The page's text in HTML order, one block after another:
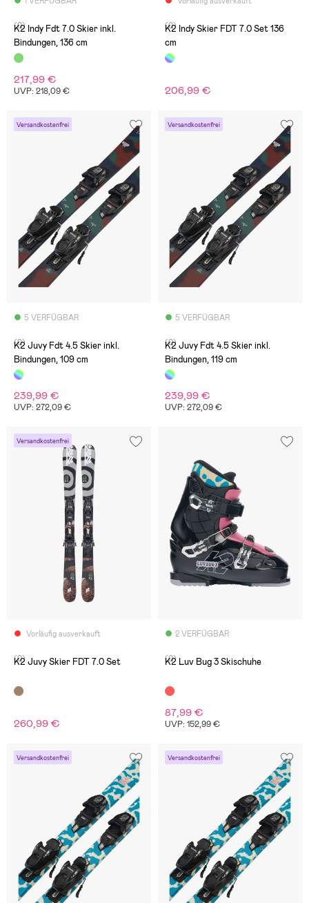
(0)
K2 Indy Fdt 7.0 Skier inkl.
Bindungen, 136 cm
217,99 €
UVP: 218,09 €
(0)
K2 Indy Skier FDT 7.0 Set 136
cm
206,99 €
Versandkostenfrei
5 VERFÜGBAR
(0)
K2 Juvy Fdt 4.5 Skier inkl.
Bindungen, 109 cm
239,99 €
UVP: 272,09 €
Versandkostenfrei
5 VERFÜGBAR
(0)
K2 Juvy Fdt 4.5 Skier inkl.
Bindungen, 119 cm
239,99 €
UVP: 272,09 €
Versandkostenfrei
Vorläufig ausverkauft
(0)
K2 Juvy Skier FDT 7.0 Set
260,99 €
2 VERFÜGBAR
(0)
K2 Luv Bug 3 Skischuhe
87,99 €
UVP: 152,99 €
Versandkostenfrei Versandkostenfrei